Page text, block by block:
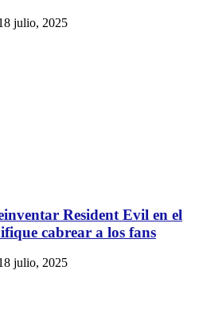
julio, 2025
Resident Evil en el
cabrear a los fans
julio, 2025